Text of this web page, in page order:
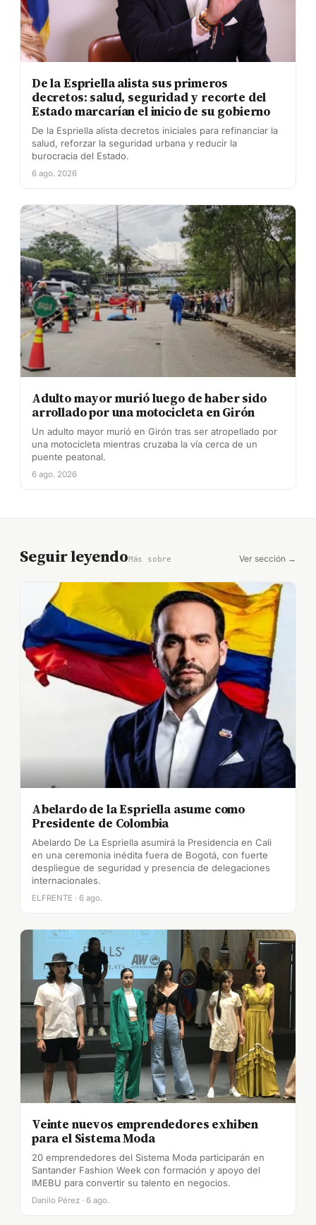
De la Espriella alista sus primeros
decretos: salud, seguridad y recorte del
Estado marcarían el inicio de su gobierno
De la Espriella alista decretos iniciales para refinanciar la
salud, reforzar la seguridad urbana y reducir la
burocracia del Estado.
6 ago. 2026
Adulto mayor murió luego de haber sido
arrollado por una motocicleta en Girón
Un adulto mayor murió en Girón tras ser atropellado por
una motocicleta mientras cruzaba la vía cerca de un
puente peatonal.
6 ago. 2026
Seguir leyendoMás sobre Ver sección →
Abelardo de la Espriella asume como
Presidente de Colombia
Abelardo De La Espriella asumirá la Presidencia en Cali
en una ceremonia inédita fuera de Bogotá, con fuerte
despliegue de seguridad y presencia de delegaciones
internacionales.
ELFRENTE · 6 ago.
Veinte nuevos emprendedores exhiben
para el Sistema Moda
20 emprendedores del Sistema Moda participarán en
Santander Fashion Week con formación y apoyo del
IMEBU para convertir su talento en negocios.
Danilo Pérez · 6 ago.